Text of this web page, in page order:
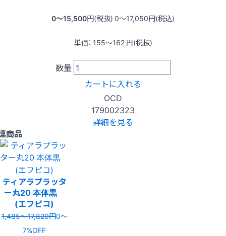
0〜15,500円(税抜) 0〜17,050円(税込)
単価： 155〜162 円(税抜)
数量
カートに入れる
OCD
179002323
詳細を見る
商品
ティアラプラッタ
ー丸20 本体黒
(エフピコ)
1,485〜17,820円0〜
7%OFF